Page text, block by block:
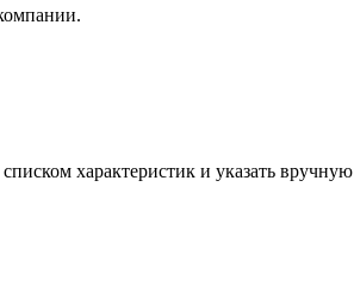
характеристик и указать